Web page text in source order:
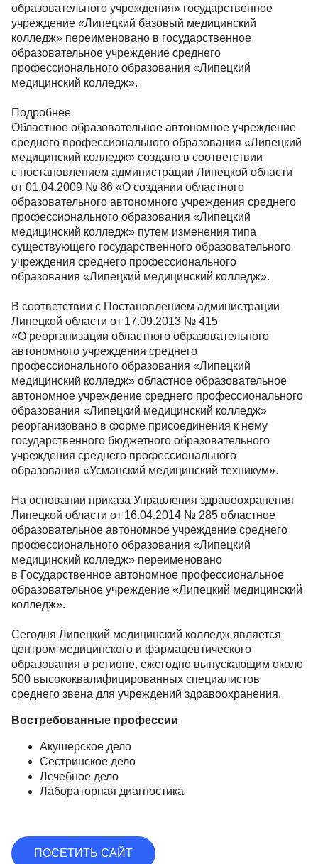
образовательного учреждения» государственное
учреждение «Липецкий базовый медицинский
колледж» переименовано в государственное
образовательное учреждение среднего
профессионального образования «Липецкий
медицинский колледж».
Подробнее
Областное образовательное автономное учреждение
среднего профессионального образования «Липецкий
медицинский колледж» создано в соответствии
с постановлением администрации Липецкой области
от 01.04.2009 № 86 «О создании областного
образовательного автономного учреждения среднего
профессионального образования «Липецкий
медицинский колледж» путем изменения типа
существующего государственного образовательного
учреждения среднего профессионального
образования «Липецкий медицинский колледж».
В соответствии с Постановлением администрации
Липецкой области от 17.09.2013 № 415
«О реорганизации областного образовательного
автономного учреждения среднего
профессионального образования «Липецкий
медицинский колледж» областное образовательное
автономное учреждение среднего профессионального
образования «Липецкий медицинский колледж»
реорганизовано в форме присоединения к нему
государственного бюджетного образовательного
учреждения среднего профессионального
образования «Усманский медицинский техникум».
На основании приказа Управления здравоохранения
Липецкой области от 16.04.2014 № 285 областное
образовательное автономное учреждение среднего
профессионального образования «Липецкий
медицинский колледж» переименовано
в Государственное автономное профессиональное
образовательное учреждение «Липецкий медицинский
колледж».
Сегодня Липецкий медицинский колледж является
центром медицинского и фармацевтического
образования в регионе, ежегодно выпускающим около
500 высококвалифицированных специалистов
среднего звена для учреждений здравоохранения.
Востребованные профессии
Акушерское дело
Сестринское дело
Лечебное дело
Лабораторная диагностика
ПОСЕТИТЬ САЙТ